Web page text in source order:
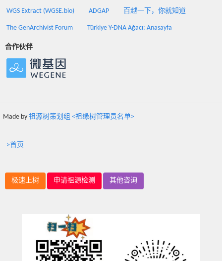
WGS Extract (WGSE.bio) ADGAP 百越一下，你就知道
The GenArchivist Forum Türkiye Y-DNA Ağacı: Anasayfa
合作伙伴
Made by 祖源树策划组 <祖缘树管理员名单>
>首页
极速上树 申请祖源检测 其他咨询